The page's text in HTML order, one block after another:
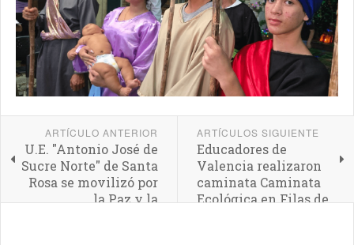
ARTÍCULO ANTERIOR
U.E. "Antonio José de
Sucre Norte" de Santa
Rosa se movilizó por
la Paz y la
ARTÍCULOS SIGUIENTE
Educadores de
Valencia realizaron
caminata Caminata
Ecológica en Filas de